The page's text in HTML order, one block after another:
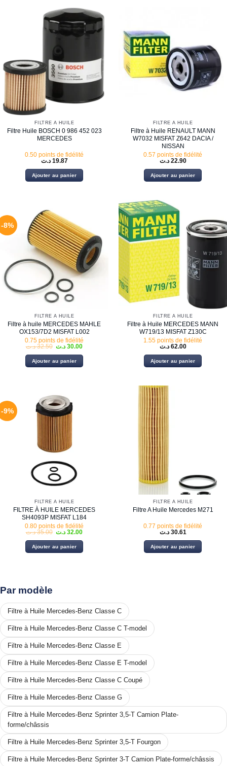
FILTRE À HUILE
Filtre Huile BOSCH 0 986 452 023
MERCEDES
0.50 points de fidélité
19.87 د.ت
Ajouter au panier
FILTRE À HUILE
Filtre à Huile RENAULT MANN
W7032 MISFAT Z642 DACIA /
NISSAN
0.57 points de fidélité
22.90 د.ت
Ajouter au panier
-8%
FILTRE À HUILE
Filtre à huile MERCEDES MAHLE
OX153/7D2 MISFAT L002
0.75 points de fidélité
32.50 د.ت
Le
initial
était :
30.00 د.ت
Le
actuel
est :
Ajouter au panier
FILTRE À HUILE
Filtre à Huile MERCEDES MANN
W719/13 MISFAT Z130C
1.55 points de fidélité
62.00 د.ت
Ajouter au panier
-9%
FILTRE À HUILE
FILTRE À HUILE MERCEDES
SH4093P MISFAT L184
0.80 points de fidélité
35.00 د.ت
Le
initial
était :
32.00 د.ت
Le
actuel
est :
Ajouter au panier
FILTRE À HUILE
Filtre A Huile Mercedes M271
0.77 points de fidélité
30.61 د.ت
Ajouter au panier
Par modèle
Filtre à Huile Mercedes-Benz Classe C
Filtre à Huile Mercedes-Benz Classe C T-model
Filtre à Huile Mercedes-Benz Classe E
Filtre à Huile Mercedes-Benz Classe E T-model
Filtre à Huile Mercedes-Benz Classe C Coupé
Filtre à Huile Mercedes-Benz Classe G
Filtre à Huile Mercedes-Benz Sprinter 3,5-T Camion Plate-
forme/châssis
Filtre à Huile Mercedes-Benz Sprinter 3,5-T Fourgon
Filtre à Huile Mercedes-Benz Sprinter 3-T Camion Plate-forme/châssis